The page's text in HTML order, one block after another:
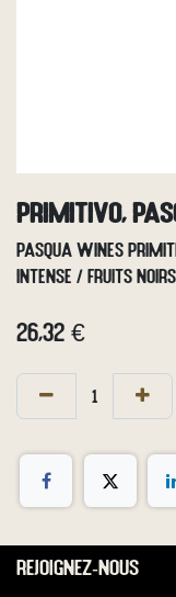
Primitivo,
Pasqua Wines
Intense / fruits
26,32 €
Rejoignez-nous